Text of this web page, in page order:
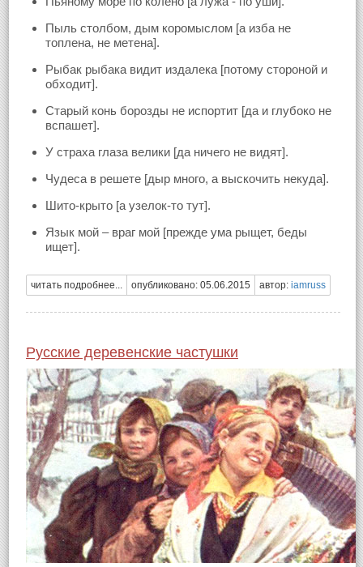
Пыль столбом, дым коромыслом [а изба не
топлена, не метена].
Рыбак рыбака видит издалека [потому стороной и
обходит].
Старый конь борозды не испортит [да и глубоко не
вспашет].
У страха глаза велики [да ничего не видят].
Чудеса в решете [дыр много, а выскочить некуда].
Шито-крыто [а узелок-то тут].
Язык мой – враг мой [прежде ума рыщет, беды
ищет].
читать подробнее... опубликовано: 05.06.2015 автор: iamruss
Русские деревенские частушки